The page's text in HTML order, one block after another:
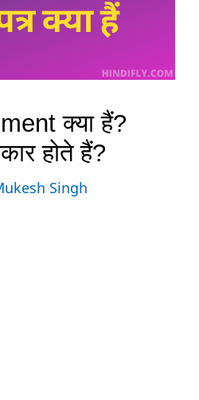
क्या हैं?
होते हैं?
Singh